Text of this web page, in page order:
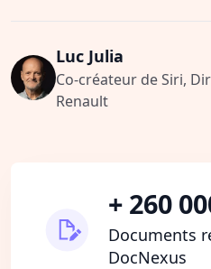
Luc Julia
Co-créateur de Siri,
Renault
+ 260
Documents
DocNexus